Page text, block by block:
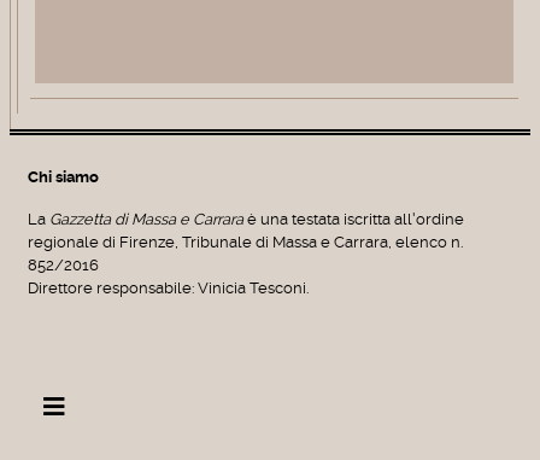
Chi siamo
La Gazzetta di Massa e Carraraè una testata iscritta all'ordine
regionale di Firenze, Tribunale di Massa e Carrara, elenco n.
852/2016
Direttore responsabile: Vinicia Tesconi.